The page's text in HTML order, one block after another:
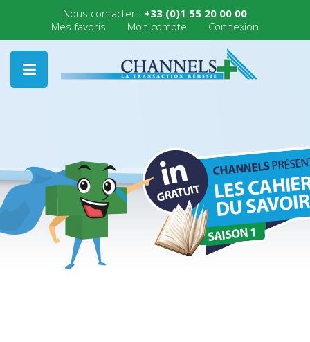
Nous contacter : +33 (0)1 55 20 00 00
Mes favoris
Mon compte Connexion